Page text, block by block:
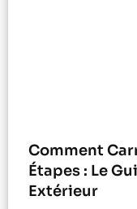
Comment
Étapes : Le
Extérieur